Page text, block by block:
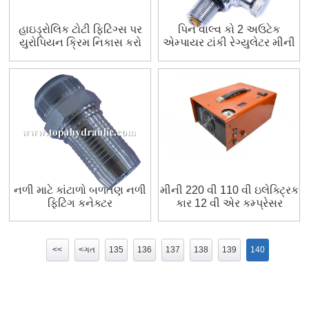
હાઇડ્રોલિક ટોટી ફિટિંગ્સ પર
યુરોપિયન ક્રિમ નિકાસ કરો
પિન વાલ્વ કો 2 અઉટેક
એમ્પાયર ટાંકી રેગ્યુલેટર મીની
નળી માટે કાંટાળો બળતણ નળી
ફિટિંગ કનેક્ટર
મીની 220 વી 110 વી ઇલેક્ટ્રિક
કાર 12 વી એર કમ્પ્રેસર
<< <ગત 135 136 137 138 139 140